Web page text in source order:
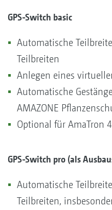
GPS-Switch basic
Automatische
Teilbreiten
Anlegen eines
Automatische
AMAZONE
Optional für AmaTron 4
GPS-Switch pro (als
Automatische
Teilbreiten,